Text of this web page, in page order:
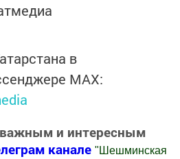
в
MАХ:
и интересным
канале "Шешминская